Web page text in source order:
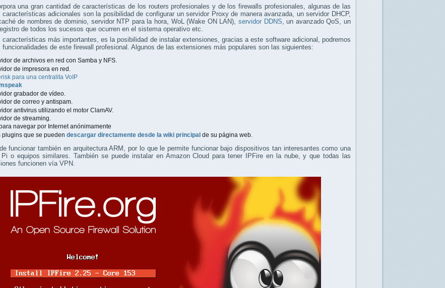
una gran cantidad de características de los routers profesionales y de los firewalls profesionales, algunas de las
características adicionales son la posibilidad de configurar un servidor Proxy de manera avanzada, un servidor DHCP,
de nombres de dominio, servidor NTP para la hora, WoL (Wake ON LAN), servidor DDNS , un avanzado QoS, un
de todos los sucesos que ocurren en el sistema operativo etc.
características más importantes, es la posibilidad de instalar extensiones, gracias a este software adicional, podremos
funcionalidades de este firewall profesional. Algunos de las extensiones más populares son las siguientes:
de archivos en red con Samba y NFS.
de impresora en red.
para una centralita VoIP
grabador de vídeo.
de correo y antispam.
antivirus utilizando el motor ClamAV.
de streaming.
navegar por Internet anónimamente
plugins que se pueden descargar directamente desde la wiki principal de su página web.
funcionar también en arquitectura ARM, por lo que le permite funcionar bajo dispositivos tan interesantes como una
Pi o equipos similares. También se puede instalar en Amazon Cloud para tener IPFire en la nube, y que todas las
funcionen vía VPN.